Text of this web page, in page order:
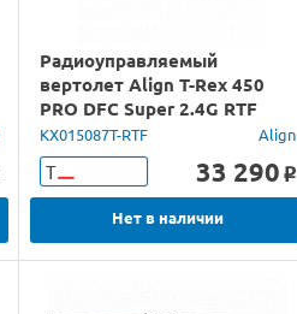
Радиоуправляемый
вертолет Align T-Rex 450
PRO DFC Super 2.4G RTF
KX015087T-RTF Align
Т 33 290 o
Нет в наличии